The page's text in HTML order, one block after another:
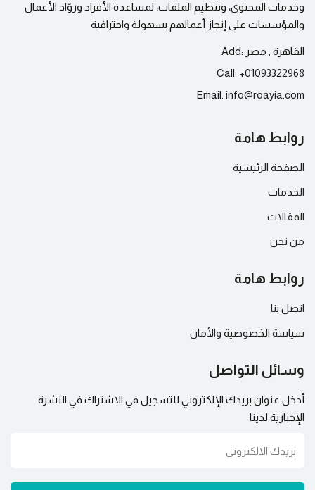
وخدمات المحتوى، وتنظيم الملفات، لمساعدة الأفراد وروّاد الأعمال
والمؤسسات على إنجاز أعمالهم بسهولة واحترافية
Add: القاهرة , مصر
Call: +01093322968
Email: info@roayia.com
روابط هامة
الصفحة الرئيسية
الخدمات
المقالات
من نحن
روابط هامة
اتصل بنا
سياسة الخصوصية والأمان
وسائل التواصل
أدخل عنوان بريدك الإلكتروني للتسجيل في الاشتراك في النشرة
الإخبارية لدينا